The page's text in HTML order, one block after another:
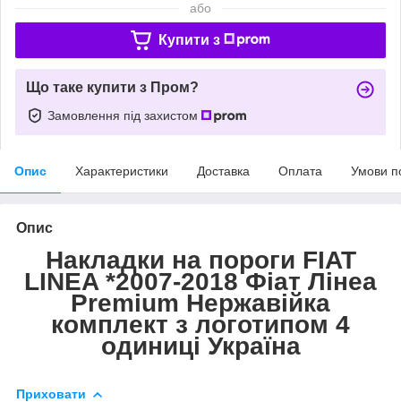
або
Купити з
Що таке купити з Пром?
Замовлення під захистом
Опис Характеристики Доставка Оплата Умови
Опис
Накладки на пороги FIAT
LINEA *2007-2018 Фіат Лінеа
Premium Нержавійка
комплект з логотипом 4
одиниці Україна
Приховати